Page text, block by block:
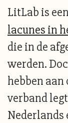
LitLab is
lacunes in
die in de
werden.
hebben
verband
Nederlands